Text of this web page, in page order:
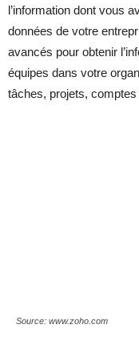
l’information dont vous
données de votre
avancés pour obtenir
équipes dans votre
tâches, projets, comptes
Source: www.zoho.com